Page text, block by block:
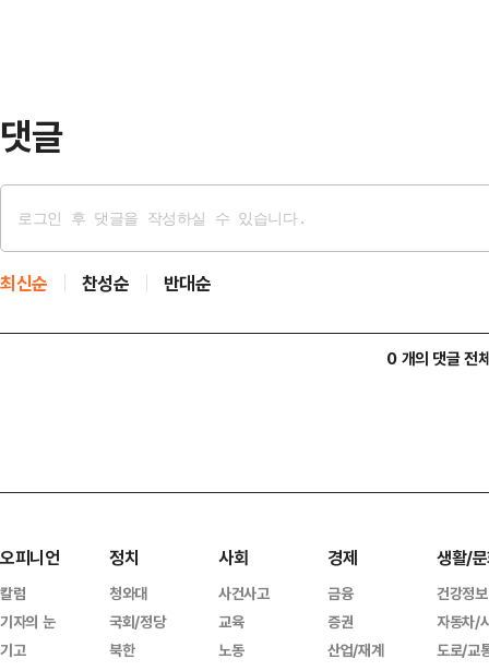
댓글
최신순 찬성순 반대순
0 개의 댓글 전
오피니언
칼럼
기자의 눈
기고
정치
청와대
국회/정당
북한
사회
사건사고
교육
노동
경제
금융
증권
산업/재계
생활/
건강정보
자동차/
도로/교